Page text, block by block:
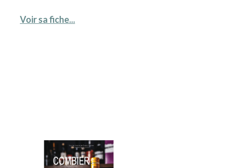
Voir sa fiche...